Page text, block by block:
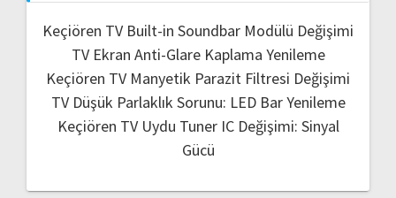
Keçiören TV Built-in Soundbar Modülü Değişimi
TV Ekran Anti-Glare Kaplama Yenileme
Keçiören TV Manyetik Parazit Filtresi Değişimi
TV Düşük Parlaklık Sorunu: LED Bar Yenileme
Keçiören TV Uydu Tuner IC Değişimi: Sinyal
Gücü